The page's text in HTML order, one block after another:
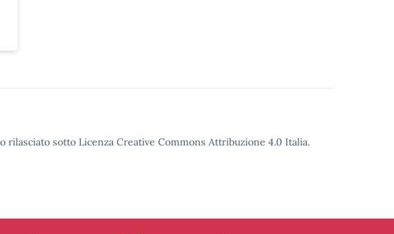
rilasciato sotto Licenza Creative Commons Attribuzione 4.0 Italia.